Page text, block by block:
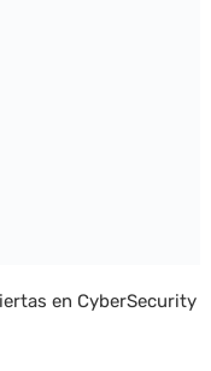
en CyberSecurity